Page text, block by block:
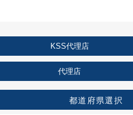
ただけます。
取扱店情報
お役立ち情報
企業様採用事例
KSS代理店
代理店
都道府県選択